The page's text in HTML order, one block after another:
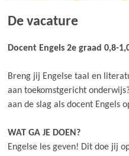
De vacature
Docent Engels 2e graad 0,8-
Breng jij Engelse taal en
aan toekomstgericht
aan de slag als docent Engels
WAT GA JE DOEN?
Engelse les geven! Dit doe jij